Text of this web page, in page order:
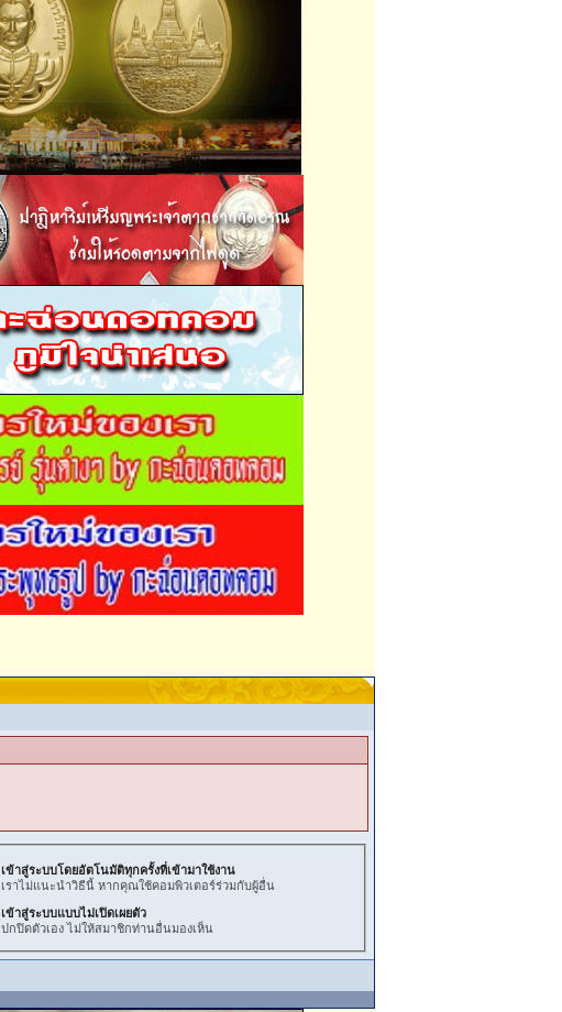
เข้าสู่ระบบโดยอัตโนมัติทุกครั้งที่เข้ามาใช้งาน
เราไม่แนะนำวิธีนี้ หากคุณใช้คอมพิวเตอร์ร่วมกับผู้อื่น
เข้าสู่ระบบแบบไม่เปิดเผยตัว
ปกปิดตัวเอง ไม่ให้สมาชิกท่านอื่นมองเห็น